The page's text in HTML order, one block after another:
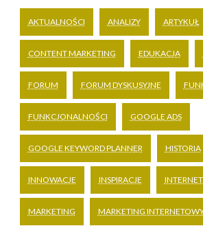
AKTUALNOŚCI ANALIZY ARTYKUŁ
CONTENT MARKETING EDUKACJA
FORUM FORUM DYSKUSYJNE
FUNKCJONALNOŚCI GOOGLE ADS
GOOGLE KEYWORD PLANNER HISTORIA
INNOWACJE INSPIRACJE INTERNET
MARKETING MARKETING